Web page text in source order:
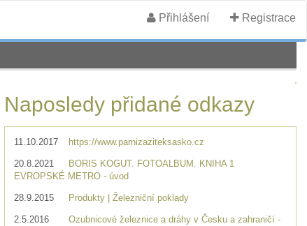
Přihlášení Registrace
Naposledy přidané odkazy
11.10.2017 https://www.parnizaziteksasko.cz
20.8.2021
BORIS KOGUT. FOTOALBUM. KNIHA 1
EVROPSKÉ METRO - úvod
28.9.2015 Produkty | Železniční poklady
2.5.2016
Ozubnicové železnice a dráhy v Česku a zahraničí -